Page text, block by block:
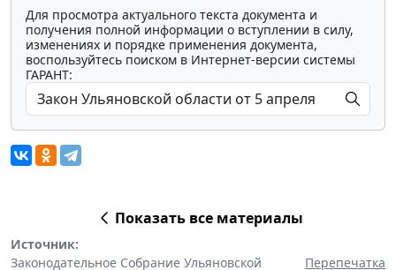
Для просмотра актуального текста документа и
получения полной информации о вступлении в силу,
изменениях и порядке применения документа,
воспользуйтесь поиском в Интернет-версии системы
ГАРАНТ:
Показать все материалы
Источник:
Законодательное Собрание Ульяновской
Перепечатка